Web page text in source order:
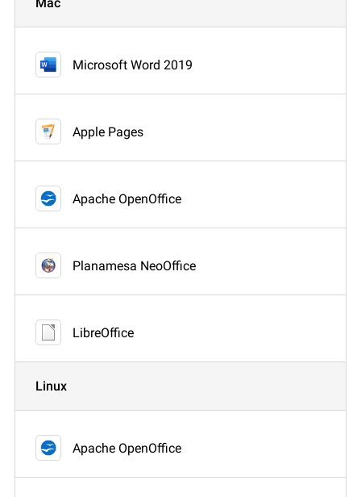
Microsoft Word 2019
Apple Pages
Apache OpenOffice
Planamesa NeoOffice
LibreOffice
Linux
Apache OpenOffice